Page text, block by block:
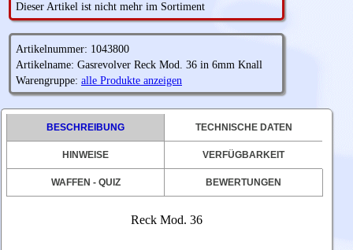
Dieser Artikel ist nicht mehr im Sortiment
Artikelnummer: 1043800
Artikelname: Gasrevolver Reck Mod. 36 in 6mm Knall
Warengruppe: alle Produkte anzeigen
BESCHREIBUNG TECHNISCHE DATEN
HINWEISE VERFÜGBARKEIT
WAFFEN - QUIZ BEWERTUNGEN
Reck Mod. 36